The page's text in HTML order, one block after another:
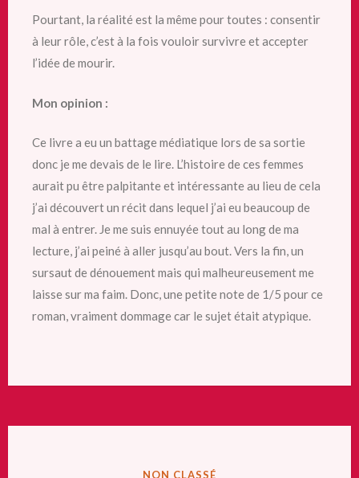
Pourtant, la réalité est la même pour toutes : consentir
à leur rôle, c’est à la fois vouloir survivre et accepter
l’idée de mourir.
Mon opinion :
Ce livre a eu un battage médiatique lors de sa sortie
donc je me devais de le lire. L’histoire de ces femmes
aurait pu être palpitante et intéressante au lieu de cela
j’ai découvert un récit dans lequel j’ai eu beaucoup de
mal à entrer. Je me suis ennuyée tout au long de ma
lecture, j’ai peiné à aller jusqu’au bout. Vers la fin, un
sursaut de dénouement mais qui malheureusement me
laisse sur ma faim. Donc, une petite note de 1/5 pour ce
roman, vraiment dommage car le sujet était atypique.
PUBLIÉ
NON CLASSÉ